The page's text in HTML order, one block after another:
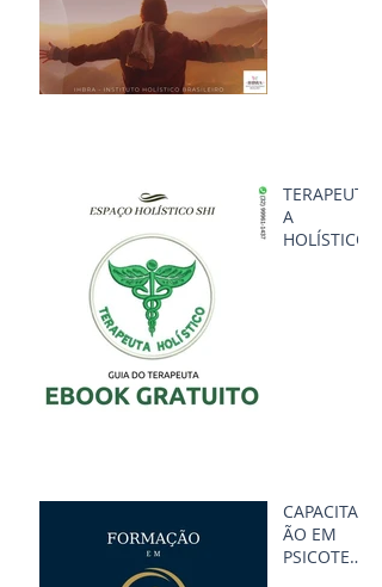
TERAPEUT
A
HOLÍSTICO
CAPACITAÇ
ÃO EM
PSICOTERA